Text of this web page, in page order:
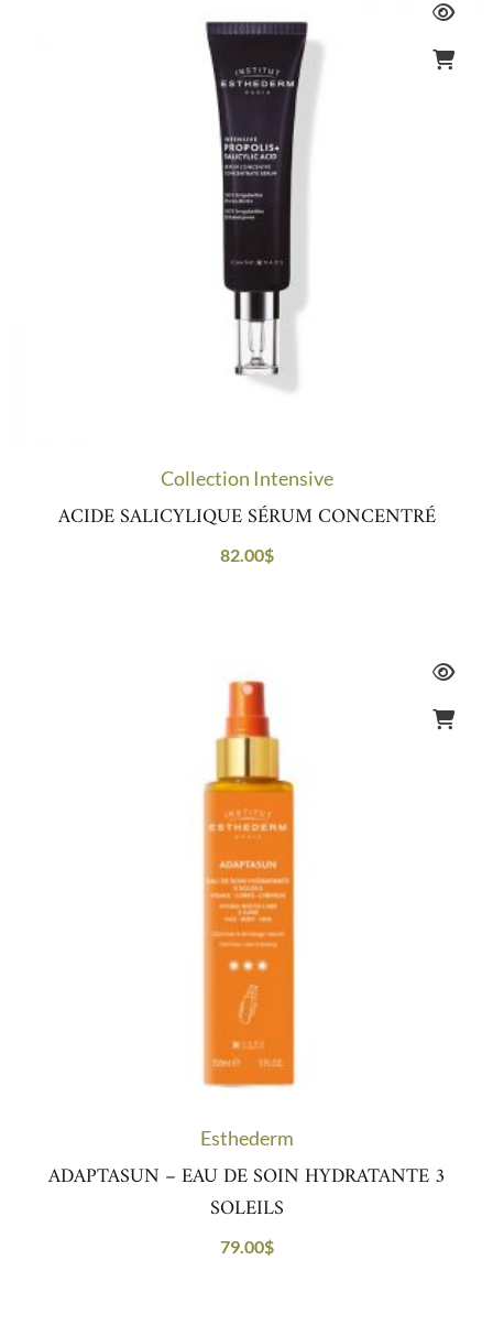
Collection Intensive
ACIDE SALICYLIQUE SÉRUM CONCENTRÉ
82.00$
Esthederm
ADAPTASUN – EAU DE SOIN HYDRATANTE 3
SOLEILS
79.00$